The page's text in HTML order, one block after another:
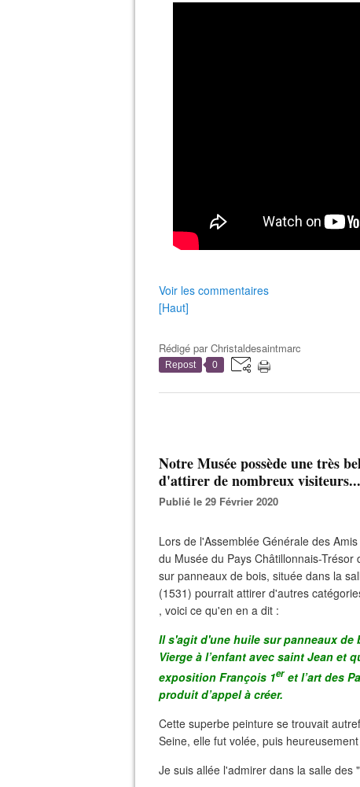
Voir les commentaires
[Haut]
Rédigé parChristaldesaintmarc
Repost 0
Notre Musée possède une très
d'attirer de nombreux
Publié le 29 Février 2020
Lors de l'Assemblée Générale des
du Musée du Pays Châtillonnais-
sur panneaux de bois, située dans la
(1531) pourrait attirer d'autres
, voici ce qu'en en a dit :
Il s'agit d'une huile sur panneaux de
Vierge à l’enfant avec saint Jean et
exposition François 1eret l’art des
produit d’appel à créer.
Cette superbe peinture se trouvait
Seine, elle fut volée, puis
Je suis allée l'admirer dans la salle des